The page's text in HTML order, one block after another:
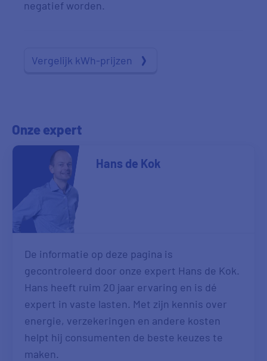
negatief worden.
Vergelijk kWh-prijzen
Onze expert
Hans de Kok
De informatie op deze pagina is
gecontroleerd door onze expert Hans de Kok.
Hans heeft ruim 20 jaar ervaring en is dé
expert in vaste lasten. Met zijn kennis over
energie, verzekeringen en andere kosten
helpt hij consumenten de beste keuzes te
maken.